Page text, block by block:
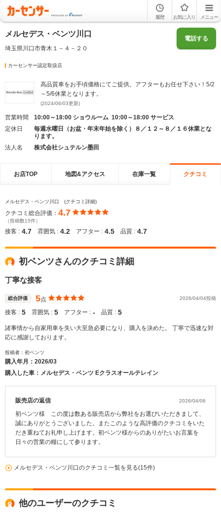
履歴 お気に入り メニュー
メルセデス・ベンツ川口
埼玉県川口市青木１－４－２０
電話する
カーセンサー認定取扱店
高品質車をお手頃価格にてご提供。アフターもお任せ下さい！5/2
～5/6休業となります。
(2024/06/03更新)
営業時間
10:00～18:00 ショウルーム 10:00～18:00 サービス
定休日
毎週水曜日（お盆・年末年始を除く）８／１２～８／１６休業とな
ります。
法人名
株式会社シュテルン墨田
お店TOP 地図&アクセス 在庫一覧 クチコミ
メルセデス・ベンツ川口 (クチコミ詳細)
クチコミ総合評価： 4.7
（投稿数15件）
接客 : 4.7 雰囲気 : 4.2 アフター : 4.5 品質 : 4.7
初ベンツさんのクチコミ詳細
丁寧な接客
総合評価 5点 2026/04/04投稿
接客 : 5 雰囲気 : 5 アフター : ‐ 品質 : 5
諸事情から自家用車を失い大至急必要になり、購入を決めた。 丁寧で迅速な対
応に感謝しております。
投稿者：初ベンツ
購入年月： 2026/03
購入した車：メルセデス・ベンツ Eクラスオールテレイン
販売店の返信 2026/04/06
初ベンツ様 この度は数ある販売店から弊社をお選びいただきまして、
誠にありがとうございました。またこのような高評価のクチコミをいた
だき重ねてお礼申し上げます。初ベンツ様からのありがたいお言葉を
日々の営業の糧にして参ります。
メルセデス・ベンツ川口のクチコミ一覧を見る(15件)
他のユーザーのクチコミ